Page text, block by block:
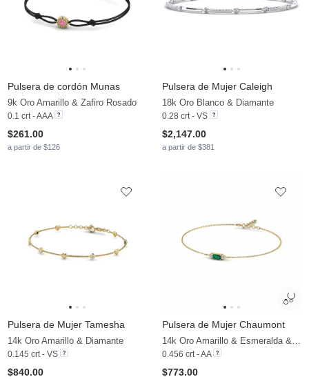
Pulsera de cordón Munas
9k Oro Amarillo & Zafiro Rosado
0.1 crt - AAA
$261.00
a partir de $126
Pulsera de Mujer Caleigh
18k Oro Blanco & Diamante
0.28 crt - VS
$2,147.00
a partir de $381
Pulsera de Mujer Tamesha
14k Oro Amarillo & Diamante
0.145 crt - VS
$840.00
Pulsera de Mujer Chaumont
14k Oro Amarillo & Esmeralda & Diamante cultivado en laboratorio
0.456 crt - AA
$773.00